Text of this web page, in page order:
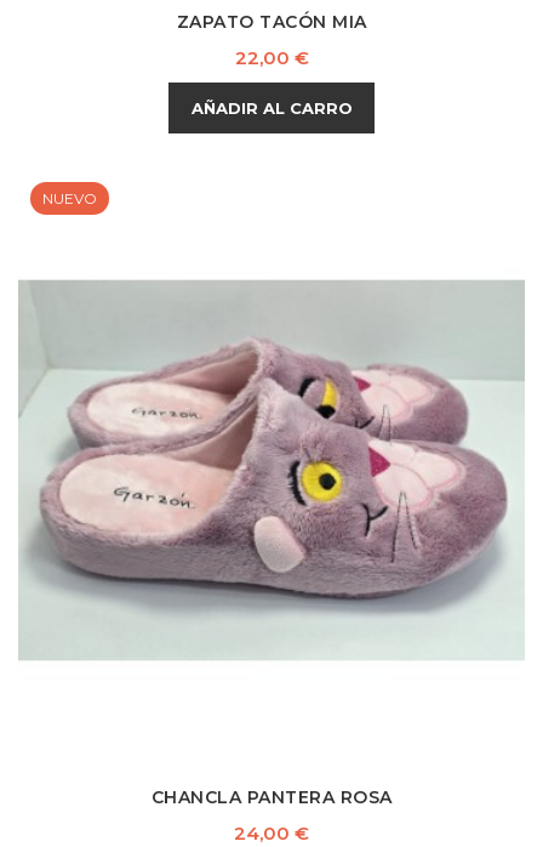
ZAPATO TACÓN MIA
Precio
22,00 €
AÑADIR AL CARRO
NUEVO
CHANCLA PANTERA ROSA
Precio
24,00 €